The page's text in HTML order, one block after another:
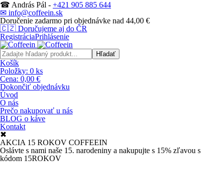
☎ András Pál - +421 905 885 644
✉ info@coffeein.sk
Doručenie zadarmo pri objednávke nad 44,00 €
🇨🇿 Doručujeme aj do ČR
RegistráciaPrihlásenie
Košík
Položky: 0 ks
Cena: 0,00 €
Dokončiť objednávku
Úvod
O nás
Prečo nakupovať u nás
BLOG o káve
Kontakt
✖
AKCIA 15 ROKOV COFFEEIN
Oslávte s nami naše 15. narodeniny a nakupujte s 15% zľavou s
kódom 15ROKOV